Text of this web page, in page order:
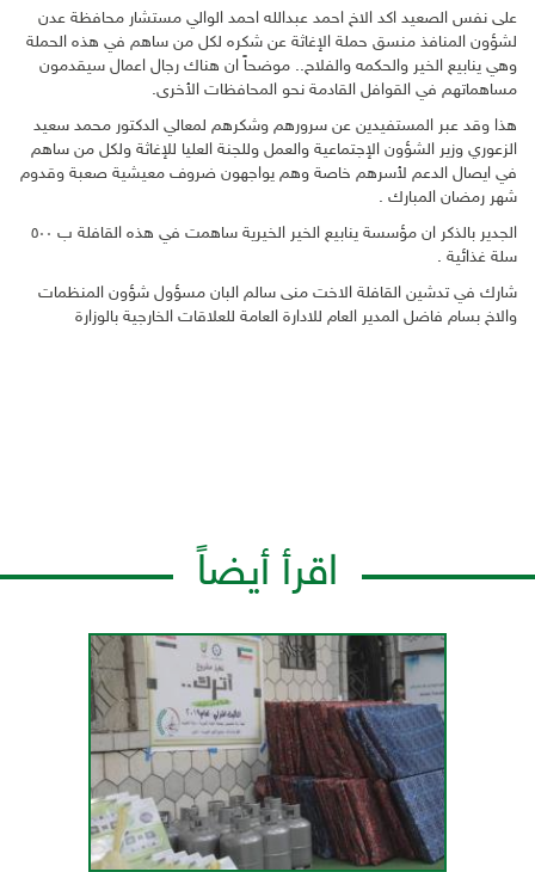
على نفس الصعيد اكد الاخ احمد عبدالله احمد الوالي مستشار محافظة عدن
لشؤون المنافذ منسق حملة الإغاثة عن شكره لكل من ساهم في هذه الحملة
وهي ينابيع الخير والحكمه والفلاح.. موضحاً ان هناك رجال اعمال سيقدمون
مساهماتهم في القوافل القادمة نحو المحافظات الأخرى.
هذا وقد عبر المستفيدين عن سرورهم وشكرهم لمعالي الدكتور محمد سعيد
الزعوري وزير الشؤون الإجتماعية والعمل وللجنة العليا للإغاثة ولكل من ساهم
في ايصال الدعم لأسرهم خاصة وهم يواجهون ضروف معيشية صعبة وقدوم
شهر رمضان المبارك .
الجدير بالذكر ان مؤسسة ينابيع الخير الخيرية ساهمت في هذه القافلة ب ٥٠٠
سلة غذائية .
شارك في تدشين القافلة الاخت منى سالم البان مسؤول شؤون المنظمات
والاخ بسام فاضل المدير العام للادارة العامة للعلاقات الخارجية بالوزارة
اقرأ أيضاً